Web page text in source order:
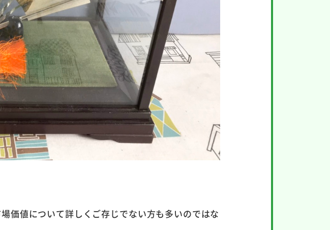
価値について詳しくご存じでない方も多いのではな